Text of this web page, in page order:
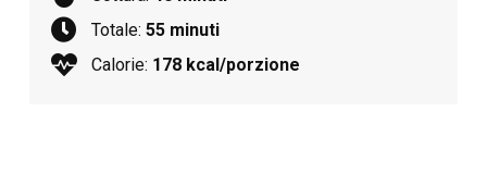
Totale:55 minuti
Calorie: 178 kcal/porzione